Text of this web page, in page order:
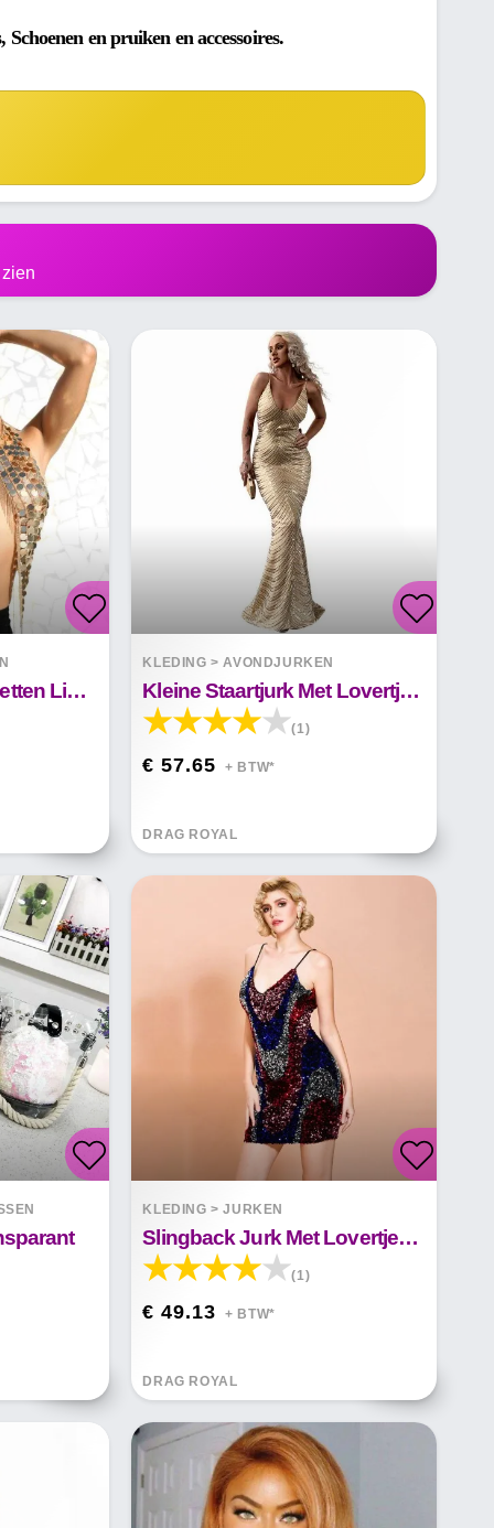
en pruiken en accessoires.
Handgemaakte Pailletten Lichaamsketting Ximena
KLEDING >AVONDJURKEN
Kleine Staartjurk Met Lovertjes Margaret
(1)
€ 57.65 + BTW*
DRAG ROYAL
KLEDING >JURKEN
Slingback Jurk Met Lovertjes ROOD WIT BLAUW
(1)
€ 49.13 + BTW*
DRAG ROYAL